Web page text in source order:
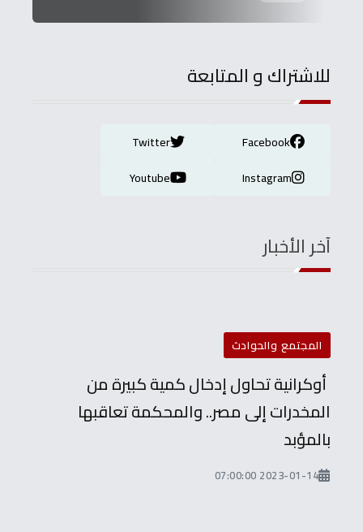
للاشتراك و المتابعة
Facebook
Twitter
Instagram
Youtube
آخر الأخبار
المجتمع والحوادث
أوكرانية تحاول إدخال كمية كبيرة من
المخدرات إلى مصر.. والمحكمة تعاقبها
بالمؤبد
2023-01-14 07:00:00